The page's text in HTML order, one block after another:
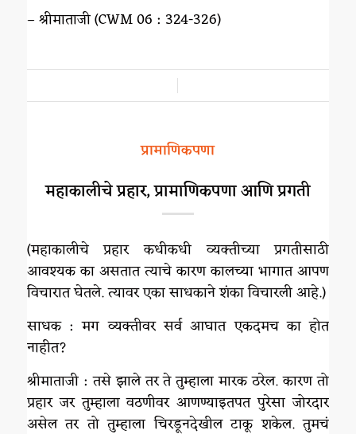
– श्रीमाताजी (CWM 06 : 324-326)
प्रामाणिकपणा
महाकालीचे प्रहार, प्रामाणिकपणा आणि प्रगती
(महाकालीचे प्रहार कधीकधी व्यक्तीच्या प्रगतीसाठी
आवश्यक का असतात त्याचे कारण कालच्या भागात आपण
विचारात घेतले. त्यावर एका साधकाने शंका विचारली आहे.)
साधक : मग व्यक्तीवर सर्व आघात एकदमच का होत
नाहीत?
श्रीमाताजी : तसे झाले तर ते तुम्हाला मारक ठरेल. कारण तो
प्रहार जर तुम्हाला वठणीवर आणण्याइतपत पुरेसा जोरदार
असेल तर तो तुम्हाला चिरडूनदेखील टाकू शकेल. तुमचं